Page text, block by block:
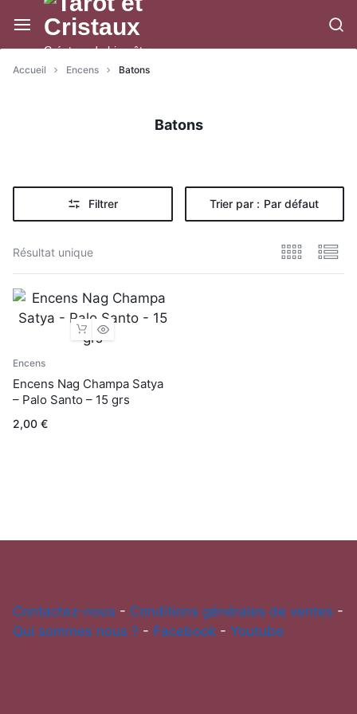
à/au
contenuCréateur de bien-être
Accueil Encens Batons
Batons
Filtrer Trier par : Par défaut
Résultat unique
Encens
Encens Nag Champa Satya
– Palo Santo – 15 grs
2,00 €
Contactez-nous - Conditions générales de ventes -
Qui sommes nous ? - Facebook - Youtube